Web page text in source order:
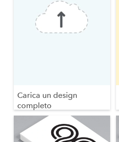
Carica un design
completo